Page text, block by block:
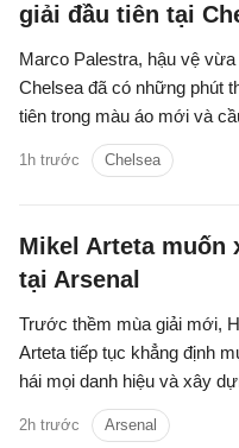
giải đầu tiên tại
Marco Palestra, hậu vệ
Chelsea đã có những phút
tiên trong màu áo mới và
Italia háo hức tranh tài mùa
1h trước Chelsea
Mikel Arteta muốn
tại Arsenal
Trước thềm mùa giải mới,
Arteta tiếp tục khẳng định
hái mọi danh hiệu và xây
đại tại Arsenal.
2h trước Arsenal